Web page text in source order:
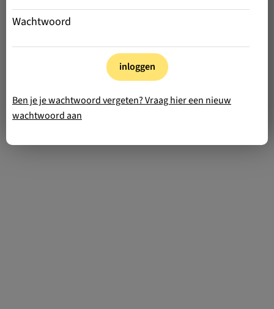
Wachtwoord
inloggen
Ben je je wachtwoord vergeten? Vraag hier een nieuw
wachtwoord aan